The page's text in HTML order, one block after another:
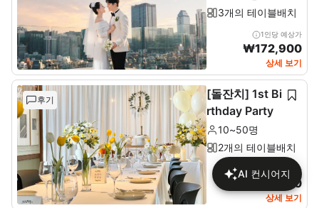
3개의 테이블배치
1인당 예상가
₩172,900
상세 보기
후기
[돌잔치] 1st Bi
rthday Party
10~50명
2개의 테이블배치
1인당 예상가
₩137,680
상세 보기
AI 컨시어지